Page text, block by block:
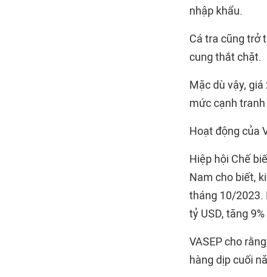
nhập khẩu.
Cá tra cũng trở
cung thắt chặt.
Mặc dù vậy,
mức cạnh
Hoạt động của
Hiệp hội Chế
Nam cho biết,
tháng 10/2023.
tỷ USD, tăng
VASEP cho
hàng dịp cuối